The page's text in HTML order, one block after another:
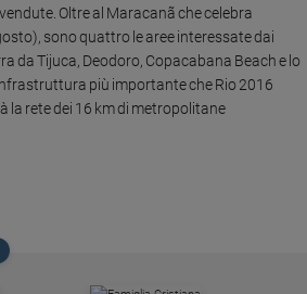
Oltre al Maracanã che celebra
sono quattro le aree interessate dai
da Tijuca, Deodoro, Copacabana Beach e lo
più importante che Rio 2016
la rete dei 16 km di metropolitane